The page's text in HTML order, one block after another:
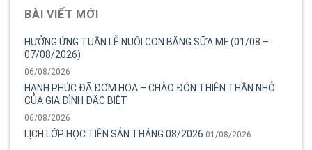
BÀI VIẾT MỚI
HƯỞNG ỨNG TUẦN LỄ NUÔI CON BẰNG SỮA MẸ (01/08 –
07/08/2026)
06/08/2026
HẠNH PHÚC ĐÃ ĐƠM HOA – CHÀO ĐÓN THIÊN THẦN NHỎ
CỦA GIA ĐÌNH ĐẶC BIỆT
06/08/2026
LỊCH LỚP HỌC TIỀN SẢN THÁNG 08/2026 01/08/2026